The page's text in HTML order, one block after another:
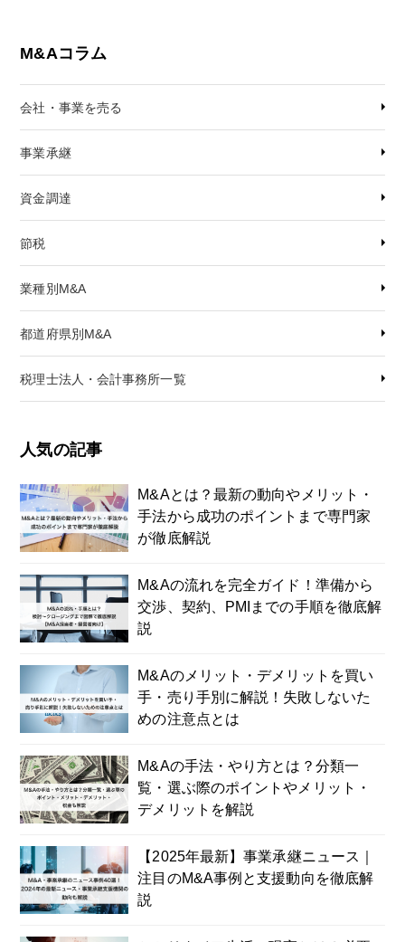
M&Aコラム
会社・事業を売る
事業承継
資金調達
節税
業種別M&A
都道府県別M&A
税理士法人・会計事務所一覧
人気の記事
M&Aとは？最新の動向やメリット・
手法から成功のポイントまで専門家
が徹底解説
M&Aの流れを完全ガイド！準備から
交渉、契約、PMIまでの手順を徹底解
説
M&Aのメリット・デメリットを買い
手・売り手別に解説！失敗しないた
めの注意点とは
M&Aの手法・やり方とは？分類一
覧・選ぶ際のポイントやメリット・
デメリットを解説
【2025年最新】事業承継ニュース｜
注目のM&A事例と支援動向を徹底解
説